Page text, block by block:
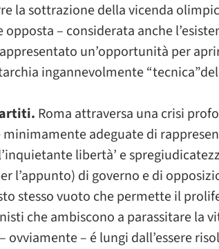
la sottrazione della vicenda
– considerata anche
un’opportunità per
ingannevolmente
Roma attraversa una crisi
minimamente adeguate di
libertà’ e
l’appunto) di governo e di
stesso vuoto che permette il
che ambiscono a parassitare la
– é lungi dall’essere